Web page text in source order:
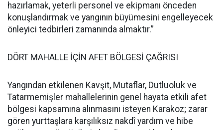
hazırlamak, yeterli personel ve ekipmanı önceden
konuşlandırmak ve yangının büyümesini engelleyecek
önleyici tedbirleri zamanında almaktır.”
DÖRT MAHALLE İÇİN AFET BÖLGESİ ÇAĞRISI
Yangından etkilenen Kavşit, Mutaflar, Dutluoluk ve
Tatarmemişler mahallelerinin genel hayata etkili afet
bölgesi kapsamına alınmasını isteyen Karakoz; zarar
gören yurttaşlara karşılıksız nakdî yardım ve hibe